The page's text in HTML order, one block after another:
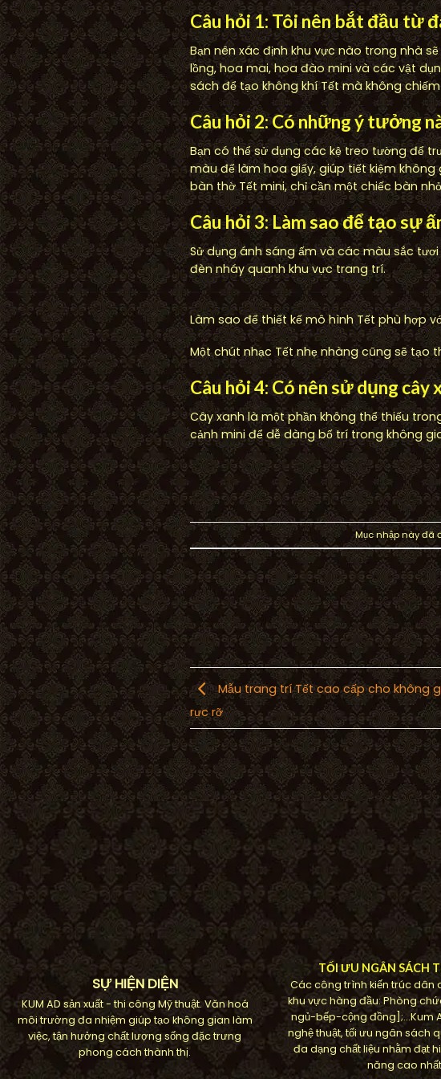
Câu hỏi 1: Tôi nên bắt đầu từ
Bạn nên xác định khu vực nào trong nhà
lồng, hoa mai, hoa đào mini và các vật
sách để tạo không khí Tết mà không
Câu hỏi 2: Có những ý tưởng
Bạn có thể sử dụng các kệ treo tường để
màu để làm hoa giấy, giúp tiết kiệm
bàn thờ Tết mini, chỉ cần một chiếc bàn
Câu hỏi 3: Làm sao để tạo sự
Sử dụng ánh sáng ấm và các màu sắc
đèn nháy quanh khu vực trang trí.
Làm sao để thiết kế mô hình Tết phù hợp
Một chút nhạc Tết nhẹ nhàng cũng sẽ tạo
Câu hỏi 4: Có nên sử dụng
Cây xanh là một phần không thể thiếu
cảnh mini để dễ dàng bố trí trong không
Mục nhập này đã
Mẫu trang trí Tết cao cấp cho không
rực rỡ
SỰ HIỆN DIỆN
KUM AD sản xuất - thi công Mỹ thuật. Văn hoá
môi trường đa nhiệm giúp tạo không gian làm
việc, tận hưởng chất lượng sống đặc trưng
phong cách thành thị.
TỐI ƯU NGÂN SÁCH
Các công trình kiến ​​trúc dân
khu vực hàng đầu: Phòng
ngủ-bếp-cộng đồng];…Kum
nghệ thuật, tối ưu ngân sách
đa dạng chất liệu nhằm đạt
năng cao nhất